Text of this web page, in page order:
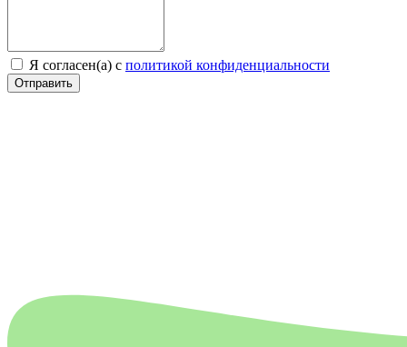
Я согласен(а) с политикой конфиденциальности
Отправить